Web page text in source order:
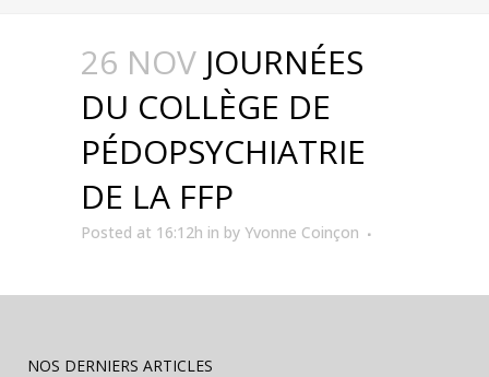
26 NOV JOURNÉES
DU COLLÈGE DE
PÉDOPSYCHIATRIE
DE LA FFP
Posted at 16:12h in by Yvonne Coinçon
NOS DERNIERS ARTICLES